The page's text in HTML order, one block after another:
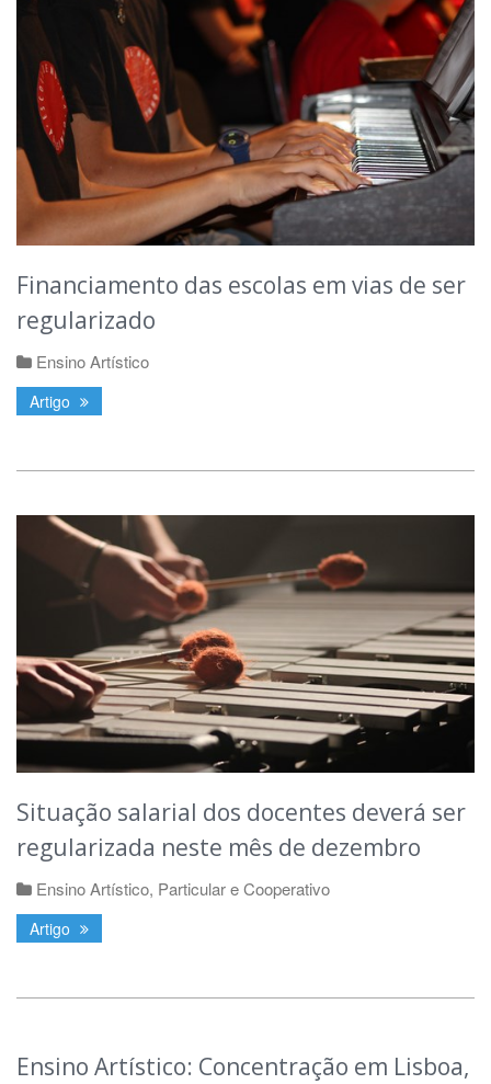
Financiamento das escolas em vias de ser
regularizado
Ensino Artístico
Artigo
Situação salarial dos docentes deverá ser
regularizada neste mês de dezembro
Ensino Artístico, Particular e Cooperativo
Artigo
Ensino Artístico: Concentração em Lisboa,